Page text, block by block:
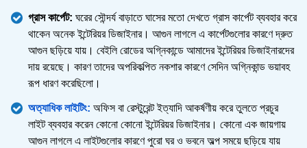
গ্রাস কার্পেট: ঘরের সৌন্দর্য বাড়াতে ঘাসের মতো দেখতে গ্রাস কার্পেট ব্যবহার করে
থাকেন অনেক ইন্টেরিয়র ডিজাইনার। আগুন লাগলে এ কার্পেটগুলোর কারণে দ্রুত
আগুন ছড়িয়ে যায়। বেইলি রোডের অগ্নিকান্ডে আমাদের ইন্টেরিয়র ডিজাইনারদের
দায় রয়েছে। কারণ তাদের অপরিকল্পিত নকশার কারণে সেদিন অগ্নিকান্ড ভয়াবহ
রূপ ধারণ করেছিলো।
অত্যাধিক লাইটিং: অফিস বা রেস্টুরেন্ট ইত্যাদি আকর্ষণীয় করে তুলতে প্রচুর
লাইট ব্যবহার করেন কোনো কোনো ইন্টেরিয়র ডিজাইনার। কোনো এক জায়গায়
আগুন লাগলে এ লাইটগুলোর কারণে পুরো ঘর ও ভবনে অল্প সময়ে ছড়িয়ে যায়